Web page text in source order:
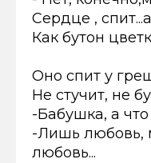
Сердце ,
Как бутон
Оно спит у
Не стучит, не
-Бабушка, а
-Лишь любовь,
любовь...